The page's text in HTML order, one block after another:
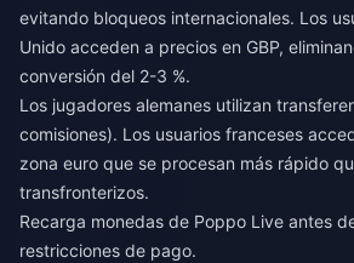
evitando bloqueos internacionales. Los
Unido acceden a precios en GBP,
conversión del 2-3 %.
Los jugadores alemanes utilizan
comisiones). Los usuarios franceses
zona euro que se procesan más rápido
transfronterizos.
Recarga monedas de Poppo Live antes
restricciones de pago.